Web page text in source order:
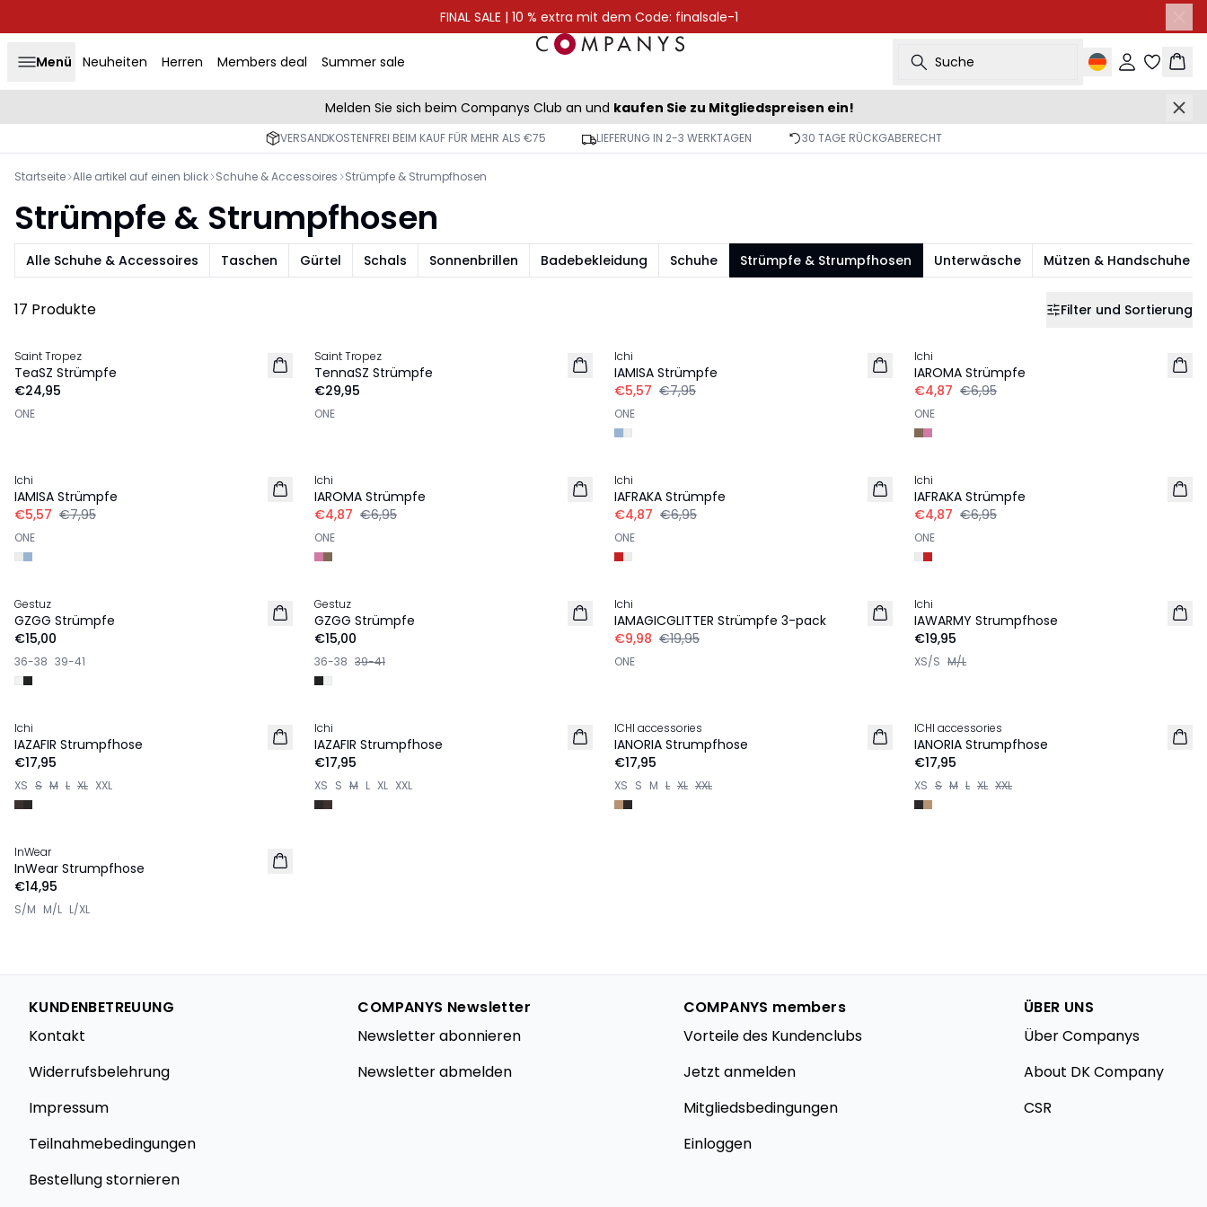
FINAL SALE | 10 % extra mit dem Code: finalsale-1
Menü Neuheiten Herren Members deal Summer sale Suche Einloggen
Melden Sie sich beim Companys Club an und kaufen Sie zu Mitgliedspreisen ein!
VERSANDKOSTENFREI BEIM KAUF FÜR MEHR ALS €75 LIEFERUNG IN 2-3 WERKTAGEN 30 TAGE RÜCKGABERECHT
Startseite Alle artikel auf einen blick Schuhe & Accessoires Strümpfe & Strumpfhosen
Strümpfe & Strumpfhosen
Alle Schuhe & Accessoires Taschen Gürtel Schals Sonnenbrillen Badebekleidung Schuhe Strümpfe & Strumpfhosen Unterwäsche Mützen & Handschuhe
17 Produkte Filter und Sortierung
NEU
Saint Tropez
TeaSZ Strümpfe
€24,95
ONE
NEU
Saint Tropez
TennaSZ Strümpfe
€29,95
ONE
Ichi
IAMISA Strümpfe
€5,57 €7,95
ONE
Ichi
IAROMA Strümpfe
€4,87 €6,95
ONE
Ichi
IAMISA Strümpfe
€5,57 €7,95
ONE
Ichi
IAROMA Strümpfe
€4,87 €6,95
ONE
Ichi
IAFRAKA Strümpfe
€4,87 €6,95
ONE
Ichi
IAFRAKA Strümpfe
€4,87 €6,95
ONE
NEU
Gestuz
GZGG Strümpfe
€15,00
36-38 39-41
NEU
Gestuz
GZGG Strümpfe
€15,00
36-38 39-41
Ichi
IAMAGICGLITTER Strümpfe 3-pack
€9,98 €19,95
ONE
Ichi
IAWARMY Strumpfhose
€19,95
XS/S M/L
Ichi
IAZAFIR Strumpfhose
€17,95
XS S M L XL XXL
Ichi
IAZAFIR Strumpfhose
€17,95
XS S M L XL XXL
ICHI accessories
IANORIA Strumpfhose
€17,95
XS S M L XL XXL
ICHI accessories
IANORIA Strumpfhose
€17,95
XS S M L XL XXL
InWear
InWear Strumpfhose
€14,95
S/M M/L L/XL
KUNDENBETREUUNG
Kontakt
Widerrufsbelehrung
Impressum
Teilnahmebedingungen
Bestellung stornieren
COMPANYS Newsletter
Newsletter abonnieren
Newsletter abmelden
COMPANYS members
Vorteile des Kundenclubs
Jetzt anmelden
Mitgliedsbedingungen
Einloggen
ÜBER UNS
Über Companys
About DK Company
CSR